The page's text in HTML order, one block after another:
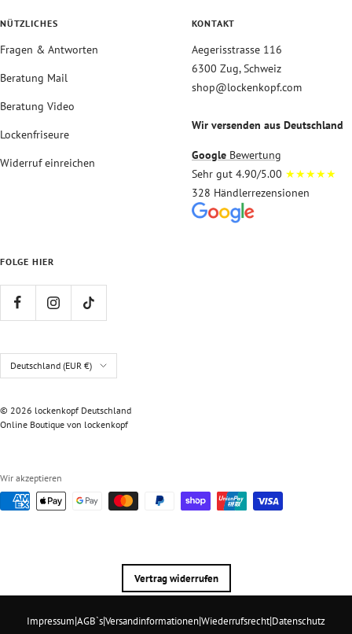
NÜTZLICHES
Fragen & Antworten
Beratung Mail
Beratung Video
Lockenfriseure
Widerruf einreichen
KONTAKT
Aegerisstrasse 116
6300 Zug, Schweiz
shop@lockenkopf.com
Wir versenden aus Deutschland
Google Bewertung
Sehr gut 4.90/5.00 ★★★★★
328 Händlerrezensionen
FOLGE HIER
Land/Region
Deutschland (EUR €)
© 2026 lockenkopf Deutschland
Online Boutique von lockenkopf
Wir akzeptieren
Vertrag widerrufen
Impressum|AGB`s|Versandinformationen|Wiederrufsrecht|Datenschutz